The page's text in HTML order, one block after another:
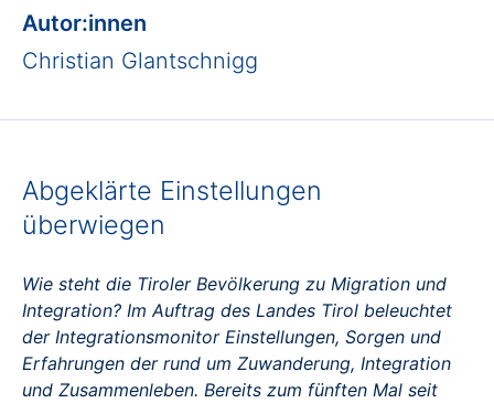
Autor:innen
Christian Glantschnigg
Abgeklärte Einstellungen
überwiegen
Wie steht die Tiroler Bevölkerung zu Migration und
Integration? Im Auftrag des Landes Tirol beleuchtet
der Integrationsmonitor Einstellungen, Sorgen und
Erfahrungen der rund um Zuwanderung, Integration
und Zusammenleben. Bereits zum fünften Mal seit